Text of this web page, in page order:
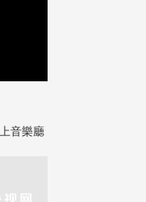
音樂廳